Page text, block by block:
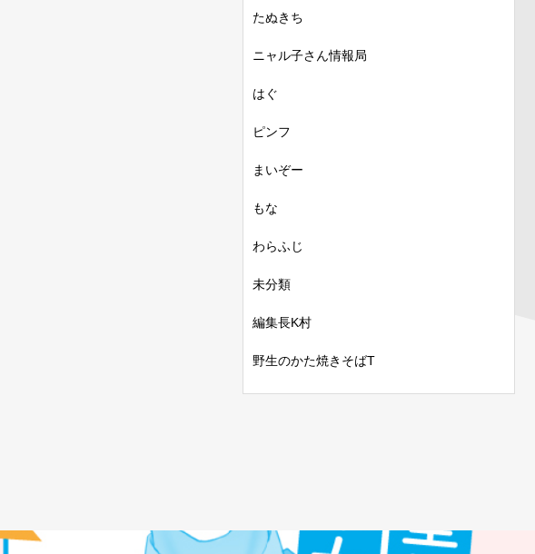
たぬきち
ニャル子さん情報局
はぐ
ピンフ
まいぞー
もな
わらふじ
未分類
編集長K村
野生のかた焼きそばT